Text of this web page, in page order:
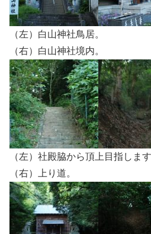
（左）白山神社鳥居。
（右）白山神社境内。
（左）社殿脇から頂上目指します
（右）上り道。